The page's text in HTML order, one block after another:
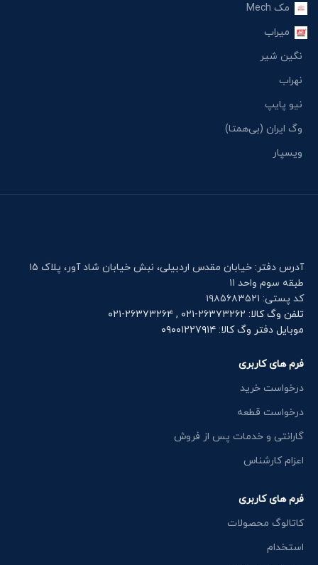
مک Mech
میراب
نگین شیر
نهراب
نیو پایپ
وگ ایران (بی‌همتا)
ویسپار
آدرس دفتر: خیابان مقدس اردبیلی، نبش خیابان شاد آور، پلاک ۱۵
طبقه سوم واحد ۱۱
کد پستی: ۱۹۸۵۶۸۳۵۲۱
تلفن وگ کالا: ۲۶۳۷۳۲۶۲-۰۲۱ , ۲۶۳۷۳۲۶۴-۰۲۱
موبایل دفتر وگ کالا: ۰۹۰۰۱۲۲۷۹۱۴
فرم های کاربری
درخواست خرید
درخواست قطعه
گارانتی و خدمات پس از فروش
اعزام کارشناس
فرم های کاربری
کاتالوگ محصولات
استخدام